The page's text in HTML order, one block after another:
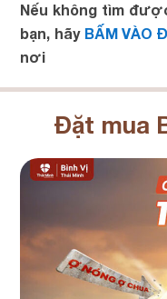
Nếu không tìm
bạn, hãy BẤM VÀO
nơi
Đặt mua